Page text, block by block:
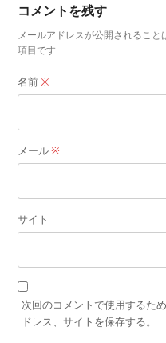
コメントを残す
メールアドレスが公開されること
項目です
名前※
メール※
サイト
次回のコメントで使用するた
ドレス、サイトを保存する。